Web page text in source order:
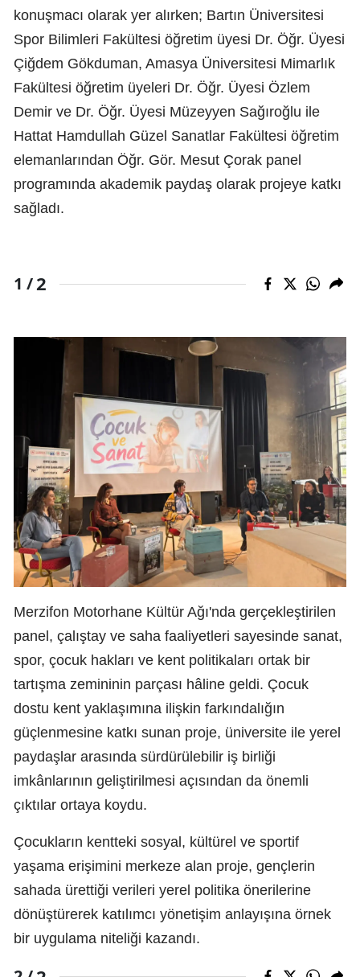
konuşmacı olarak yer alırken; Bartın Üniversitesi
Spor Bilimleri Fakültesi öğretim üyesi Dr. Öğr. Üyesi
Çiğdem Gökduman, Amasya Üniversitesi Mimarlık
Fakültesi öğretim üyeleri Dr. Öğr. Üyesi Özlem
Demir ve Dr. Öğr. Üyesi Müzeyyen Sağıroğlu ile
Hattat Hamdullah Güzel Sanatlar Fakültesi öğretim
elemanlarından Öğr. Gör. Mesut Çorak panel
programında akademik paydaş olarak projeye katkı
sağladı.
1 /2
Merzifon Motorhane Kültür Ağı'nda gerçekleştirilen
panel, çalıştay ve saha faaliyetleri sayesinde sanat,
spor, çocuk hakları ve kent politikaları ortak bir
tartışma zemininin parçası hâline geldi. Çocuk
dostu kent yaklaşımına ilişkin farkındalığın
güçlenmesine katkı sunan proje, üniversite ile yerel
paydaşlar arasında sürdürülebilir iş birliği
imkânlarının geliştirilmesi açısından da önemli
çıktılar ortaya koydu.
Çocukların kentteki sosyal, kültürel ve sportif
yaşama erişimini merkeze alan proje, gençlerin
sahada ürettiği verileri yerel politika önerilerine
dönüştürerek katılımcı yönetişim anlayışına örnek
bir uygulama niteliği kazandı.